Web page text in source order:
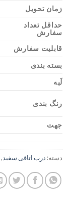
زمان تحویل
حداقل تعداد
سفارش
قابلیت سفارش
بسته بندی
لَبه
رنگ بندی
جهت
دسته: درب اتاقی سفید,